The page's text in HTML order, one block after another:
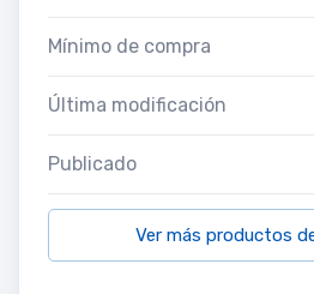
Mínimo de compra
Última modificación
Publicado
Ver más productos